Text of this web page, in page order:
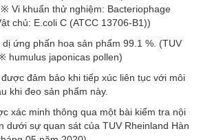
Vi khuẩn thử nghiệm: Bacteriophage
chủ: E.coli C (ATCC 13706-B1))
ứng phấn hoa sản phẩm 99.1 %. (TUV
humulus japonicas pollen)
đảm bảo khi tiếp xúc liên tục với môi
khi đeo sản phẩm này.
xác minh thông qua một bài kiểm tra nội
dưới sự quan sát của TUV Rheinland Hàn